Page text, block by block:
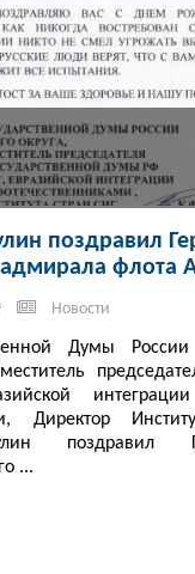
поздравил
флота
Новости
Думы
Директор
поздравил
...